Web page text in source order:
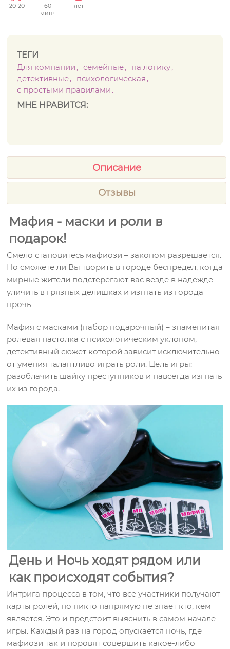
20-20
60
мин+
лет
ТЕГИ
Для компании
семейные
на логику
детективные
психологическая
с простыми правилами
МНЕ НРАВИТСЯ:
Описание
Отзывы
Мафия - маски и роли в
подарок!
Смело становитесь мафиози – законом разрешается.
Но сможете ли Вы творить в городе беспредел, когда
мирные жители подстерегают вас везде в надежде
уличить в грязных делишках и изгнать из города
прочь
Мафия с масками (набор подарочный) – знаменитая
ролевая настолка с психологическим уклоном,
детективный сюжет которой зависит исключительно
от умения талантливо играть роли. Цель игры:
разоблачить шайку преступников и навсегда изгнать
их из города.
День и Ночь ходят рядом или
как происходят события?
Интрига процесса в том, что все участники получают
карты ролей, но никто напрямую не знает кто, кем
является. Это и предстоит выяснить в самом начале
игры. Каждый раз на город опускается ночь, где
мафиози так и норовят совершить какое-либо